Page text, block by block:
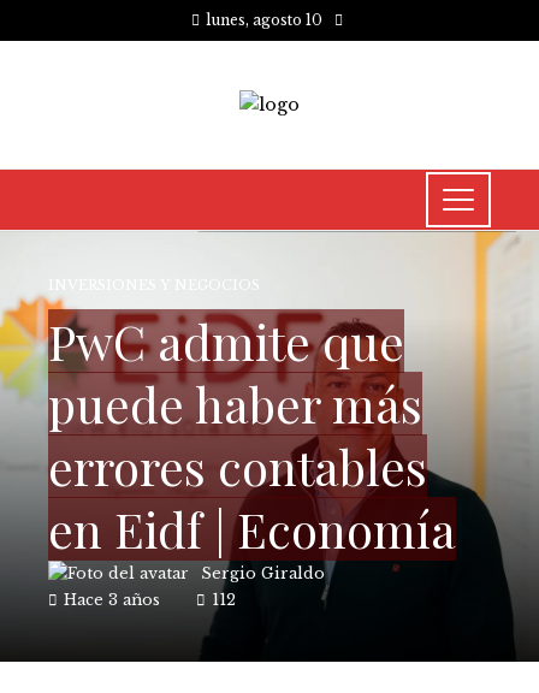
lunes, agosto 10
INVERSIONES Y NEGOCIOS
PwC admite que
puede haber más
errores contables
en Eidf | Economía
Sergio Giraldo
Hace 3 años
112